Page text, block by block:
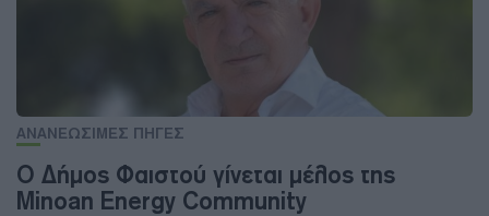
ΑΝΑΝΕΩΣΙΜΕΣ ΠΗΓΕΣ
Ο Δήμος Φαιστού γίνεται μέλος της
Minoan Energy Community